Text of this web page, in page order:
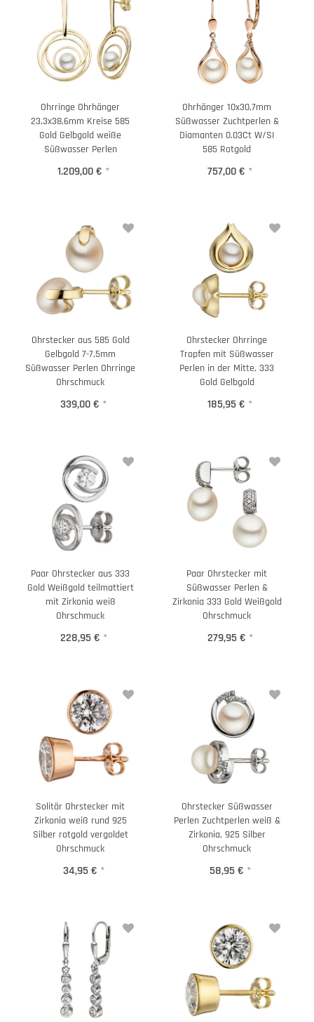
Ohrringe Ohrhänger
23,3x38,6mm Kreise 585
Gold Gelbgold weiße
Süßwasser Perlen
1.209,00 € *
Ohrhänger 10x30,7mm
Süßwasser Zuchtperlen &
Diamanten 0.03Ct W/SI
585 Rotgold
757,00 € *
Ohrstecker aus 585 Gold
Gelbgold 7-7,5mm
Süßwasser Perlen Ohrringe
Ohrschmuck
339,00 € *
Ohrstecker Ohrringe
Tropfen mit Süßwasser
Perlen in der Mitte, 333
Gold Gelbgold
185,95 € *
Paar Ohrstecker aus 333
Gold Weißgold teilmattiert
mit Zirkonia weiß
Ohrschmuck
228,95 € *
Paar Ohrstecker mit
Süßwasser Perlen &
Zirkonia 333 Gold Weißgold
Ohrschmuck
279,95 € *
Solitär Ohrstecker mit
Zirkonia weiß rund 925
Silber rotgold vergoldet
Ohrschmuck
34,95 € *
Ohrstecker Süßwasser
Perlen Zuchtperlen weiß &
Zirkonia, 925 Silber
Ohrschmuck
58,95 € *